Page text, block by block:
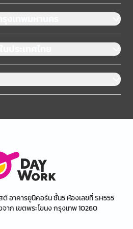
งเทพมหานคร
ระเทศไทย
ต์ อาคารยูนิคอร์น ชั้น5 ห้องเลขที่ SH555
าก เขตพระโขนง กรุงเทพ 10260